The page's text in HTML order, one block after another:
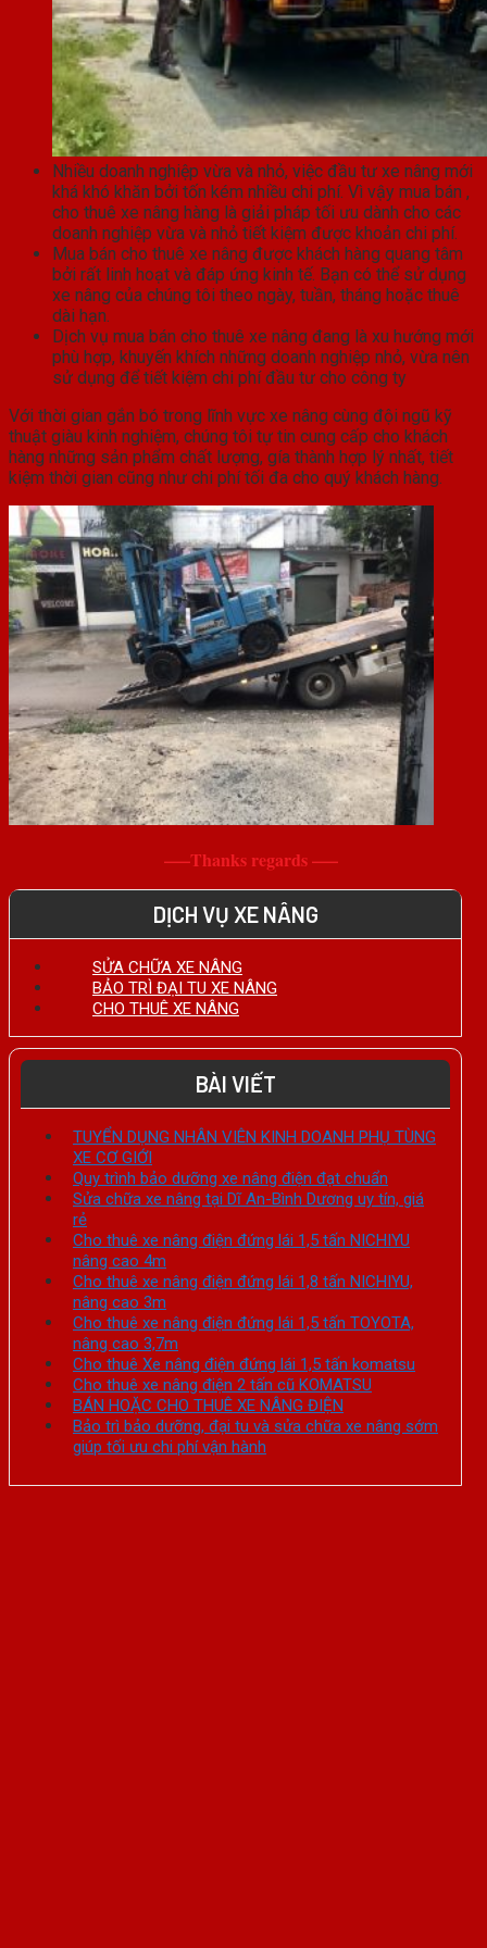
Nhiều doanh nghiệp vừa và nhỏ, việc đầu tư xe nâng mới
khá khó khăn bởi tốn kém nhiều chi phí. Vì vậy mua bán ,
cho thuê xe nâng hàng là giải pháp tối ưu dành cho các
doanh nghiệp vừa và nhỏ tiết kiệm được khoản chi phí.
Mua bán cho thuê xe nâng được khách hàng quang tâm
bởi rất linh hoạt và đáp ứng kinh tế. Bạn có thể sử dụng
xe nâng của chúng tôi theo ngày, tuần, tháng hoặc thuê
dài hạn.
Dịch vụ mua bán cho thuê xe nâng đang là xu hướng mới
phù hợp, khuyến khích những doanh nghiệp nhỏ, vừa nên
sử dụng để tiết kiệm chi phí đầu tư cho công ty
Với thời gian gắn bó trong lĩnh vực xe nâng cùng đội ngũ kỹ
thuật giàu kinh nghiệm, chúng tôi tự tin cung cấp cho khách
hàng những sản phẩm chất lượng, gía thành hợp lý nhất, tiết
kiệm thời gian cũng như chi phí tối đa cho quý khách hàng.
—–Thanks regards —–
DỊCH VỤ XE NÂNG
SỬA CHỮA XE NÂNG
BẢO TRÌ ĐẠI TU XE NÂNG
CHO THUÊ XE NÂNG
BÀI VIẾT
TUYỂN DỤNG NHÂN VIÊN KINH DOANH PHỤ TÙNG
XE CƠ GIỚI
Quy trình bảo dưỡng xe nâng điện đạt chuẩn
Sửa chữa xe nâng tại Dĩ An-Bình Dương uy tín, giá
rẻ
Cho thuê xe nâng điện đứng lái 1,5 tấn NICHIYU
nâng cao 4m
Cho thuê xe nâng điện đứng lái 1,8 tấn NICHIYU,
nâng cao 3m
Cho thuê xe nâng điện đứng lái 1,5 tấn TOYOTA,
nâng cao 3,7m
Cho thuê Xe nâng điện đứng lái 1,5 tấn komatsu
Cho thuê xe nâng điện 2 tấn cũ KOMATSU
BÁN HOẶC CHO THUÊ XE NÂNG ĐIỆN
Bảo trì bảo dưỡng, đại tu và sửa chữa xe nâng sớm
giúp tối ưu chi phí vận hành